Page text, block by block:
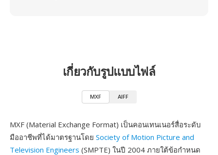
เกี่ยวกับรูปแบบไฟล์
MXF AIFF
MXF (Material Exchange Format) เป็นคอนเทนเนอร์สื่อระดับ
มืออาชีพที่ได้มาตรฐานโดย Society of Motion Picture and
Television Engineers (SMPTE) ในปี 2004 ภายใต้ข้อกำหนด